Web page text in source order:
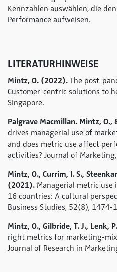
Kennzahlen auswählen, die
Performance aufweisen.
LITERATURHINWEISE
Mintz, O. (2022). The post-
Customer-centric solutions to
Singapore.
Palgrave Macmillan. Mintz, O.,
drives managerial use of
and does metric use affect
activities? Journal of
Mintz, O., Currim, I. S.,
(2021). Managerial metric use
16 countries: A cultural
Business Studies, 52(8), 1474-
Mintz, O., Gilbride, T. J., Lenk,
right metrics for marketing-
Journal of Research in